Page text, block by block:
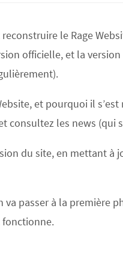
le Rage
officielle, et la
et pourquoi il
consultez les news (qui
du site, en mettant à
passer à la première